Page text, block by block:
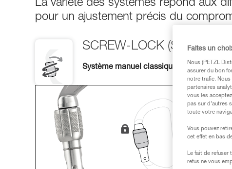
La variété des systèmes répond aux
pour un ajustement précis du
SCREW-LOCK (SL)
Système manuel classique, polyvalent et
Faites un
Nous (PETZL
assurer du bon
notre trafic.
partenaires
vous les
pas sur d’autres
toute votre
Vous pouvez
cet effet en bas
Le fait de refuser
refus ne vous